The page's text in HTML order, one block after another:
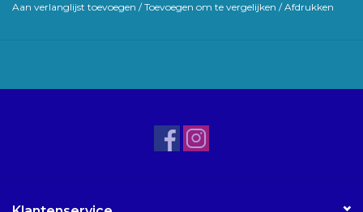
zowel onder de druk van het water als hun impact op de
Aan verlanglijst toevoegen /Toevoegen om te vergelijken /Afdrukken